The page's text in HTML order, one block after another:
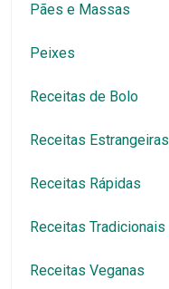
Pães e Massas
Peixes
Receitas de Bolo
Receitas Estrangeiras
Receitas Rápidas
Receitas Tradicionais
Receitas Veganas